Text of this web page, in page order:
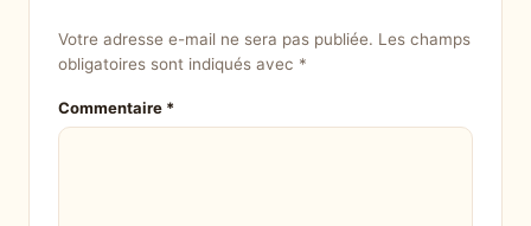
Votre adresse e-mail ne sera pas publiée. Les champs
obligatoires sont indiqués avec *
Commentaire *